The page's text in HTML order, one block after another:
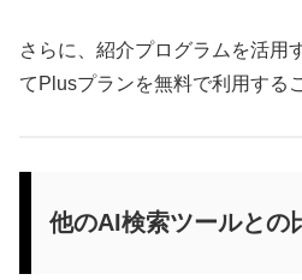
さらに、紹介プログラムを活用
てPlusプランを無料で利用する
他のAI検索ツールとの